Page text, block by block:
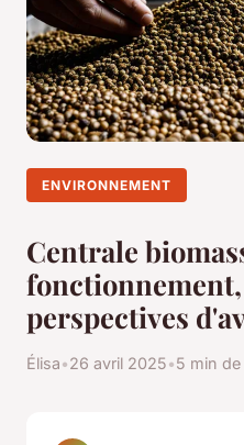
ENVIRONNEMENT
Centrale
perspectives
Élisa•26 avril 2025•5 min